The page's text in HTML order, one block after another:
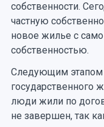
собственности.
частную
новое жилье с
собственностью.
Следующим этапом
государственного
люди жили по
не завершен, так